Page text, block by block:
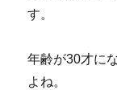
す。
年齢が30才に
よね。